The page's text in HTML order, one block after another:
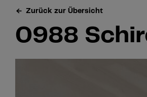
Zurück zur Übersicht
0988